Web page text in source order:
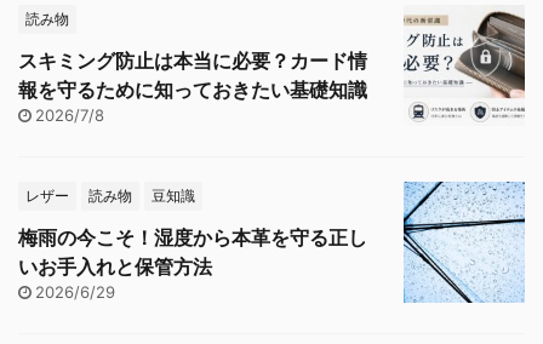
読み物
スキミング防止は本当に必要？カード情
報を守るために知っておきたい基礎知識
2026/7/8
レザー 読み物 豆知識
梅雨の今こそ！湿度から本革を守る正し
いお手入れと保管方法
2026/6/29